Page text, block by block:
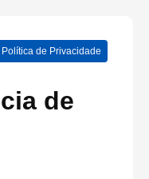
Política de Privacidade
de